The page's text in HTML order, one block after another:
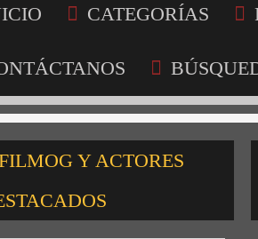
CATEGORÍAS
Y ACTORES